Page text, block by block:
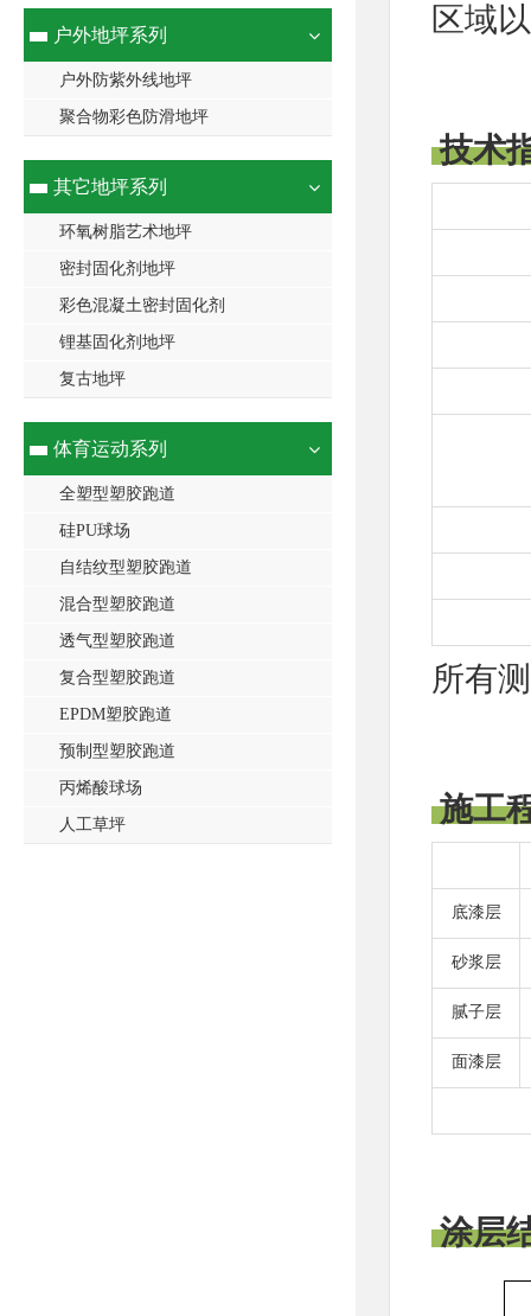
户外地坪系列
户外防紫外线地坪
聚合物彩色防滑地坪
其它地坪系列
环氧树脂艺术地坪
密封固化剂地坪
彩色混凝土密封固化剂
锂基固化剂地坪
复古地坪
体育运动系列
全塑型塑胶跑道
硅PU球场
自结纹型塑胶跑道
混合型塑胶跑道
透气型塑胶跑道
复合型塑胶跑道
EPDM塑胶跑道
预制型塑胶跑道
丙烯酸球场
人工草坪
区域
技术
所有
施工
底漆层
砂浆层
腻子层
面漆层
涂层